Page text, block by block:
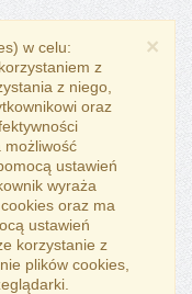
×
w celu:
z
z niego,
oraz
możliwość
ustawień
wyraża
oraz ma
ustawień
korzystanie z
plików cookies,